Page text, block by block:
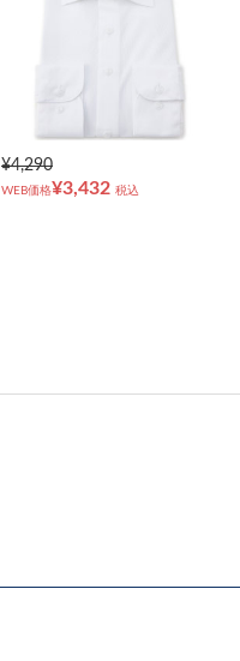
¥4,290
WEB価格¥3,432 税込